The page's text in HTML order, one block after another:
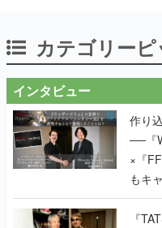
カテゴリー
インタビュー
作り
──『
×『
もキ
で作
く
『